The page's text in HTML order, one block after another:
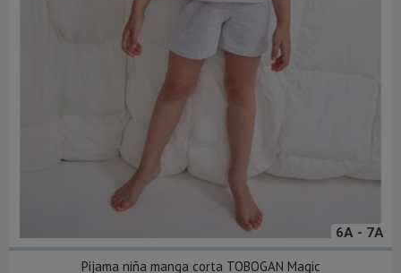
6A - 7A
Pijama niña manga corta TOBOGAN Magic